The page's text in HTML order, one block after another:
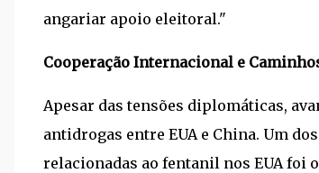
angariar apoio eleitoral."
Cooperação Internacional e
Apesar das tensões diplomáticas,
antidrogas entre EUA e China. Um
relacionadas ao fentanil nos EUA foi